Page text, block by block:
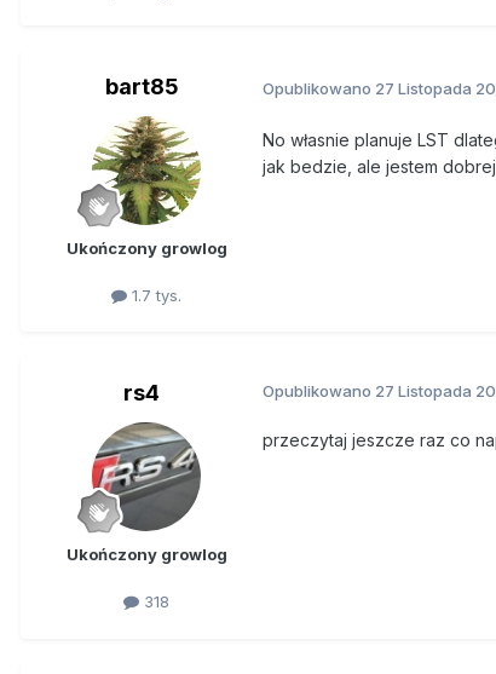
bart85
Ukończony growlog
1.7 tys.
Opublikowano 27 Listopada
No własnie planuje LST
jak bedzie, ale jestem
rs4
Ukończony growlog
318
Opublikowano 27 Listopada
przeczytaj jeszcze raz co